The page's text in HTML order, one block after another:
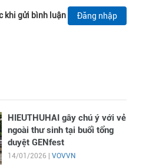
khi gửi bình luận Đăng nhập
HIEUTHUHAI gây chú ý với vẻ
ngoài thư sinh tại buổi tổng
duyệt GENfest
14/01/2026 | VOVVN